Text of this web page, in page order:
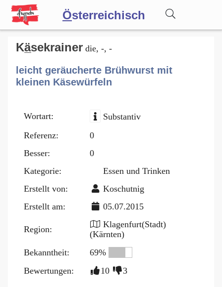
Österreichisch
Wörterbuch
Forum
Kä̲sekrainer die, -, -
leicht geräucherte Brühwurst mit
kleinen Käsewürfeln
Wortart:
Substantiv
Referenz:
0
Besser:
0
Kategorie:
Essen und Trinken
Erstellt von:
Koschutnig
Erstellt am:
05.07.2015
Region:
Klagenfurt(Stadt)
(Kärnten)
Bekanntheit:
69%
Bewertungen:
10 3